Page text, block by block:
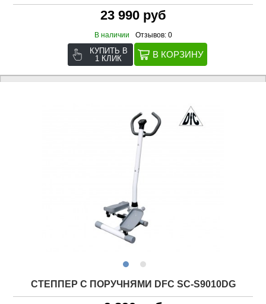
23 990 руб
В наличии Отзывов: 0
КУПИТЬ В
1 КЛИК
СТЕППЕР С ПОРУЧНЯМИ DFC SC-S9010DG